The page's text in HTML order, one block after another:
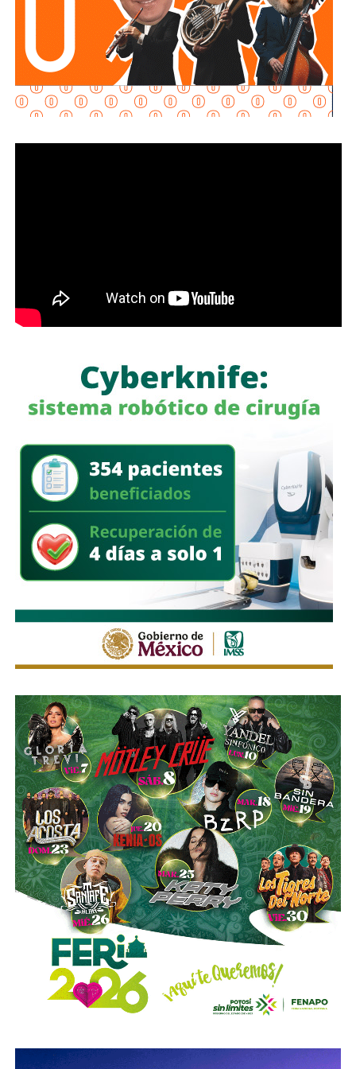
Martínez Acosta señaló quela dependencia mantiene
disposición para que Uber complete el procedimiento
y pueda operar conforme a la ley, por lo que descartó que
exista una postura de persecución hacia la empresa.
“No es un tema de persecución ni de cacería. Al contrario,
buscamos que ellos mismos nos ayuden a que la
a quienes se les ha explicado el proceso de
regularización.
deja a los propios conductores en una situación de
vulnerabilidad,al no contar con las condiciones legales
previstas por la normativa estatal.
“Es la empresa la que no cumple con lo que las leyes
locales establecen y eso deja a los operadores en estado
de indefensión”, señaló.
Respecto a la llegada de nuevas plataformas digitales al
estado, Martínez Acosta consideró que la
competencia representa una oportunidad para
mejorar la calidad del servicio de transporte.
“Hoy el gremio del taxismo entiende que la competencia
es buena. Ellos estarán tratando de mejorar y brindar un
mejor servicio, mientras que la ciudadanía podrá elegir la
opción que considere más conveniente”, comentó.
La titular de la SCT reiteró que, mientras Uber no complete
el procedimiento administrativo y cumpla con las
obligaciones previstas en la ley, la plataforma no podrá
prestar el servicio de transporte en San Luis Potosí.
También lee:Ya es oficial: MiTaxi será la plataforma oficial
de transporte de la Fenapo 2026